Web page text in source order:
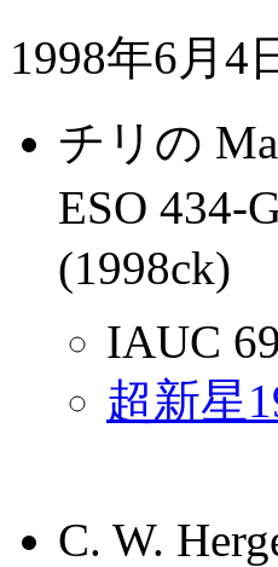
1998年6月4
チリの
ESO 434-
(1998ck)
IAUC
超新星
C. W.